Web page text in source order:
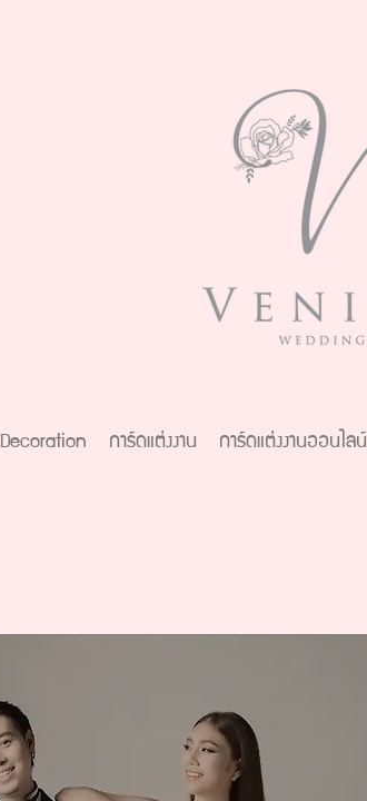
Decoration การ์ดแต่งงาน การ์ดแต่งงานออนไลน์